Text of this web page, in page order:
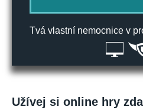
Tvá vlastní nemocnice v
Užívej si online hry